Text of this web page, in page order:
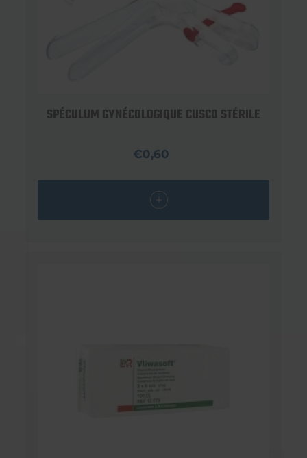
SPÉCULUM GYNÉCOLOGIQUE CUSCO STÉRILE
€0,60